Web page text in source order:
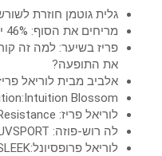
גלית גוטמן חוזרת
מריחים את הסוף: 46% יפסלו אתכם על חולצה מיוזעת
פריז בשיער: למה זה
את התופעה?
אלביב מבית לוריאל
Blossom
לוריאל פריז: Infallible Laque Resistance
לה רוש-פוזה: ANTHELIOS UVSPORT
לוריאל פרופסיונל:KERATIN ALPHA SLEEK